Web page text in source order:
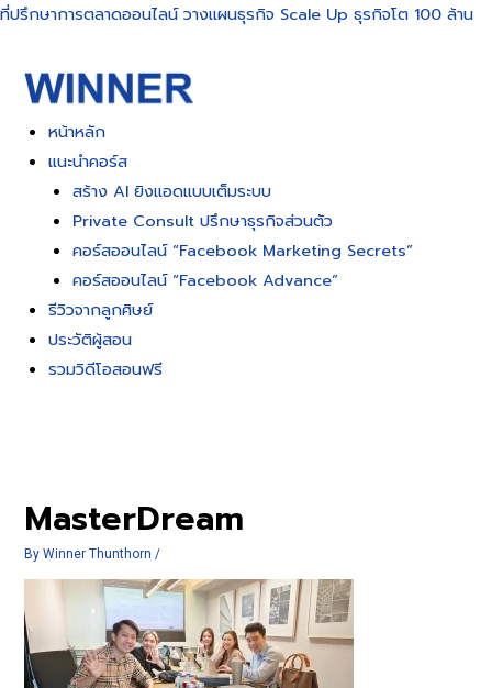
Skip
content
ที่ปรึกษาการตลาดออนไลน์ วางแผนธุรกิจ Scale Up ธุรกิจโต 100 ล้าน
หน้าหลัก
แนะนำคอร์ส
สร้าง AI ยิงแอดแบบเต็มระบบ
Private Consult ปรึกษาธุรกิจส่วนตัว
คอร์สออนไลน์ “Facebook Marketing Secrets”
คอร์สออนไลน์ “Facebook Advance”
รีวิวจากลูกศิษย์
ประวัติผู้สอน
รวมวิดีโอสอนฟรี
MasterDream
ByWinner Thunthorn /